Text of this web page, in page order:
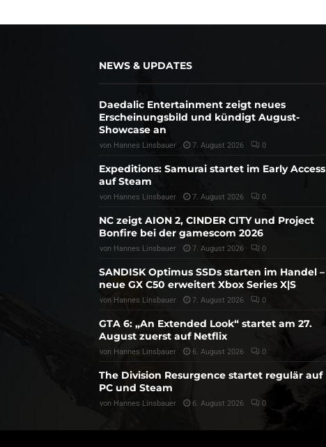
NEWS & UPDATES
Daedalic Entertainment zeigt neues
Erscheinungsbild und kündigt August-
Showcase an
von Hannes Linsbauer 7. August 2026 0
Expeditions: Samurai startet im Early Access
auf Steam
von Hannes Linsbauer 7. August 2026 0
NC zeigt AION 2, CINDER CITY und Project
Bonfire bei der gamescom 2026
von Hannes Linsbauer 7. August 2026 0
SANDISK Optimus SSDs starten im Handel –
neue GX C50 erweitert Xbox Series X|S
von Hannes Linsbauer 7. August 2026 0
GTA 6: „An Extended Look“ startet am 27.
August zuerst auf Netflix
von Hannes Linsbauer 6. August 2026 0
The Division Resurgence startet regulär auf
PC und Steam
von Hannes Linsbauer 6. August 2026 0